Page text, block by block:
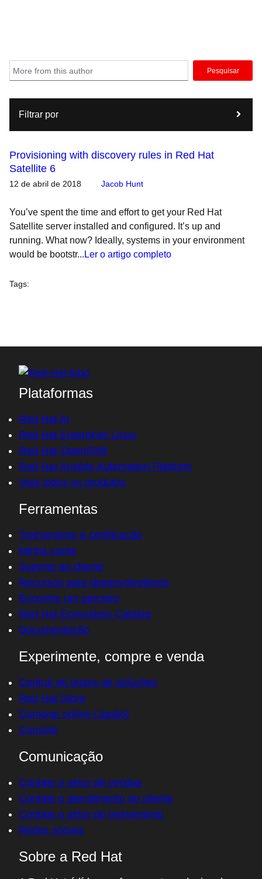
Pesquisar
Filtrar por
Provisioning with discovery rules in Red Hat
Satellite 6
12 de abril de 2018 Jacob Hunt
You’ve spent the time and effort to get your Red Hat
Satellite server installed and configured. It’s up and
running. What now? Ideally, systems in your environment
would be bootstr... Ler o artigo completo
Tags:
Plataformas
Red Hat AI
Red Hat Enterprise Linux
Red Hat OpenShift
Red Hat Ansible Automation Platform
Veja todos os produtos
Ferramentas
Treinamento e certificação
Minha conta
Suporte ao cliente
Recursos para desenvolvedores
Encontre um parceiro
Red Hat Ecosystem Catalog
Documentação
Experimente, compre e venda
Central de testes de soluções
Red Hat Store
Comprar online (Japão)
Console
Comunicação
Contate o setor de vendas
Contate o atendimento ao cliente
Contate o setor de treinamento
Redes sociais
Sobre a Red Hat